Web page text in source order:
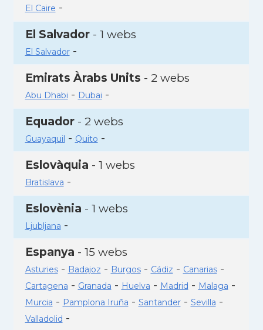
El Caire -
El Salvador- 1 webs
El Salvador-
Emirats Àrabs Units - 2 webs
Abu Dhabi - Dubai -
Equador- 2 webs
Guayaquil - Quito -
Eslovàquia - 1 webs
Bratislava -
Eslovènia - 1 webs
Ljubljana -
Espanya - 15 webs
Asturies- Badajoz - Burgos- Cádiz - Canarias-
Cartagena - Granada - Huelva - Madrid - Malaga -
Murcia - Pamplona Iruña - Santander- Sevilla -
Valladolid -